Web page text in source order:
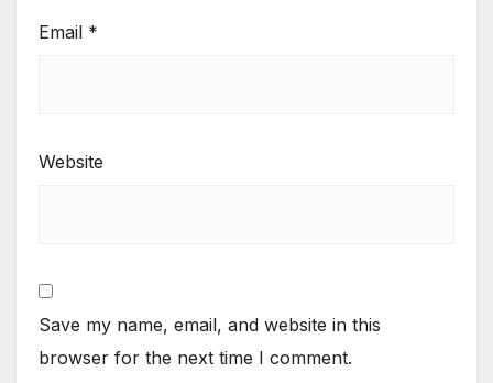
Email *
Website
Save my name, email, and website in this
browser for the next time I comment.